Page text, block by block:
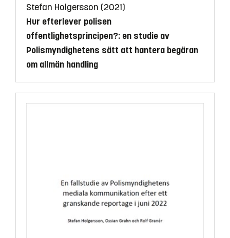
Stefan Holgersson (2021)
Hur efterlever polisen
offentlighetsprincipen?: en studie av
Polismyndighetens sätt att hantera begäran
om allmän handling